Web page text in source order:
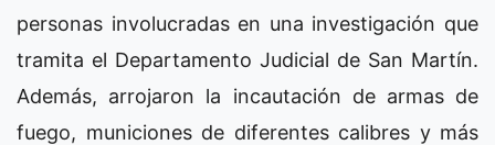
personas involucradas en una investigación que
tramita el Departamento Judicial de San Martín.
Además, arrojaron la incautación de armas de
fuego, municiones de diferentes calibres y más